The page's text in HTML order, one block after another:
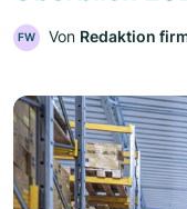
FW Von Redaktion